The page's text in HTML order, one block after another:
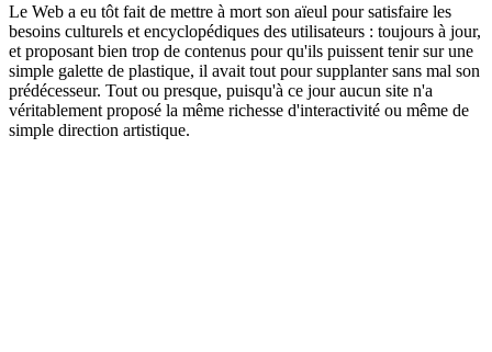
Le Web a eu tôt fait de mettre à mort son aïeul pour satisfaire les
besoins culturels et encyclopédiques des utilisateurs : toujours à jour,
et proposant bien trop de contenus pour qu'ils puissent tenir sur une
simple galette de plastique, il avait tout pour supplanter sans mal son
prédécesseur. Tout ou presque, puisqu'à ce jour aucun site n'a
véritablement proposé la même richesse d'interactivité ou même de
simple direction artistique.